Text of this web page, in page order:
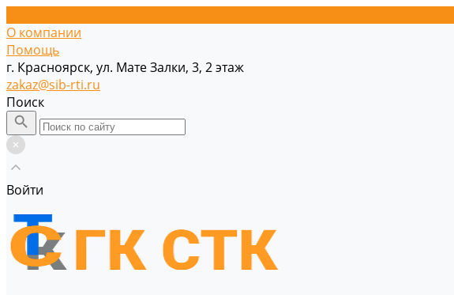
О компании
Помощь
г. Красноярск, ул. Мате Залки, 3, 2 этаж
zakaz@sib-rti.ru
Поиск
Войти